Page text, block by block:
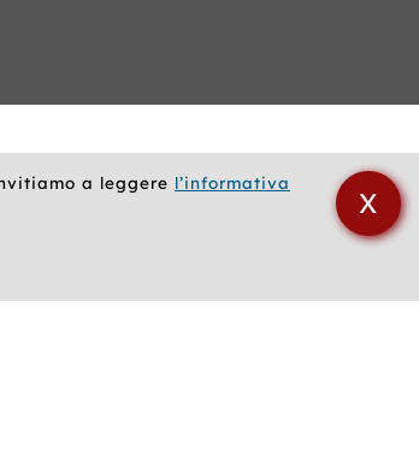
a leggere l’informativa
X